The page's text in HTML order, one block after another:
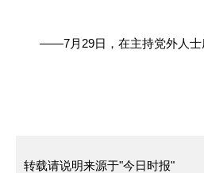
——7月29日，在主持党外人士
转载请说明来源于"今日时报"